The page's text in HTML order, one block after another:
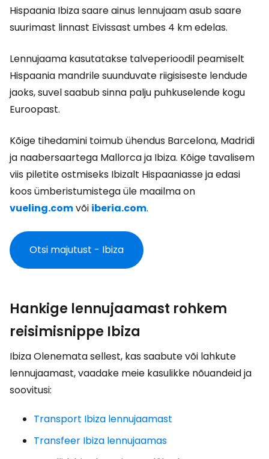
Hispaania Ibiza saare ainus lennujaam asub saare
suurimast linnast Eivissast umbes 4 km edelas.
Lennujaama kasutatakse talveperioodil peamiselt
Hispaania mandrile suunduvate riigisiseste lendude
jaoks, suvel saabub sinna palju puhkuselende kogu
Euroopast.
Kõige tihedamini toimub ühendus Barcelona, Madridi
ja naabersaartega Mallorca ja Ibiza. Kõige tavalisem
viis piletite ostmiseks Ibizalt Hispaaniasse ja edasi
koos ümberistumistega üle maailma on
vueling.comvõi iberia.com.
Otsi majutust - Ibiza
Hankige lennujaamast rohkem
reisimisnippe Ibiza
Ibiza Olenemata sellest, kas saabute või lahkute
lennujaamast, vaadake meie kasulikke nõuandeid ja
soovitusi:
Transport Ibiza lennujaamast
Transfeer Ibiza lennujaamas